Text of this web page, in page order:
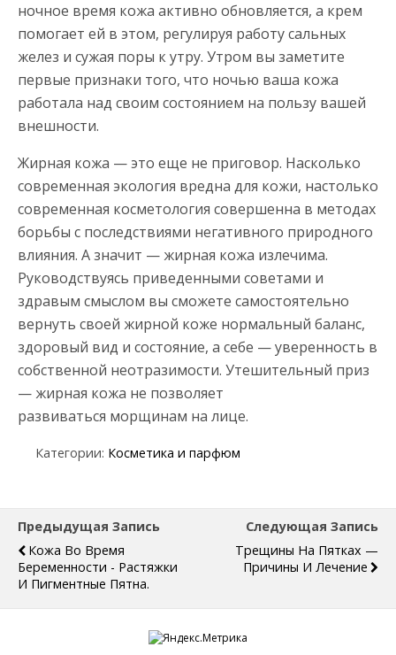
ночное время кожа активно обновляется, а крем
помогает ей в этом, регулируя работу сальных
желез и сужая поры к утру. Утром вы заметите
первые признаки того, что ночью ваша кожа
работала над своим состоянием на пользу вашей
внешности.
Жирная кожа — это еще не приговор. Насколько
современная экология вредна для кожи, настолько
современная косметология совершенна в методах
борьбы с последствиями негативного природного
влияния. А значит — жирная кожа излечима.
Руководствуясь приведенными советами и
здравым смыслом вы сможете самостоятельно
вернуть своей жирной коже нормальный баланс,
здоровый вид и состояние, а себе — уверенность в
собственной неотразимости. Утешительный приз
— жирная кожа не позволяет
развиваться морщинам на лице.
Категории: Косметика и парфюм
Предыдущая Запись
Кожа Во Время
Беременности - Растяжки
И Пигментные Пятна.
Следующая Запись
Трещины На Пятках —
Причины И Лечение